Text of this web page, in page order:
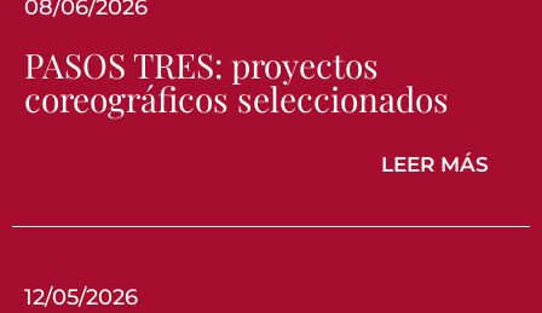
08/06/2026
PASOS TRES: proyectos
coreográficos seleccionados
LEER MÁS
12/05/2026